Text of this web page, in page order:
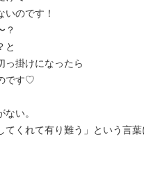
いのです！
？
と
っ掛けになったら
です♡
い。
てくれて有り難う」という言